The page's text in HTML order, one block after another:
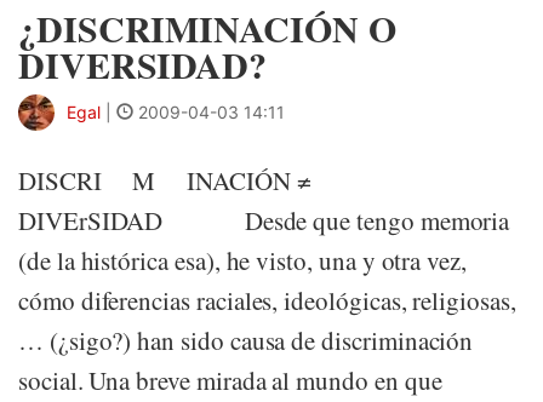
¿DISCRIMINACIÓN O
DIVERSIDAD?
Egal 2009-04-03 14:11
DISCRI M INACIÓN ≠
DIVErSIDAD Desde que tengo memoria
(de la histórica esa), he visto, una y otra vez,
cómo diferencias raciales, ideológicas, religiosas,
… (¿sigo?) han sido causa de discriminación
social. Una breve mirada al mundo en que